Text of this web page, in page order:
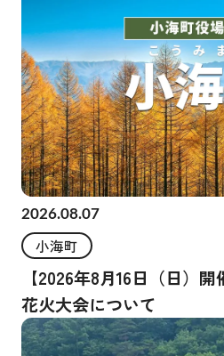
2026.08.07
小海町
【2026年8月16日（日）
花火大会について